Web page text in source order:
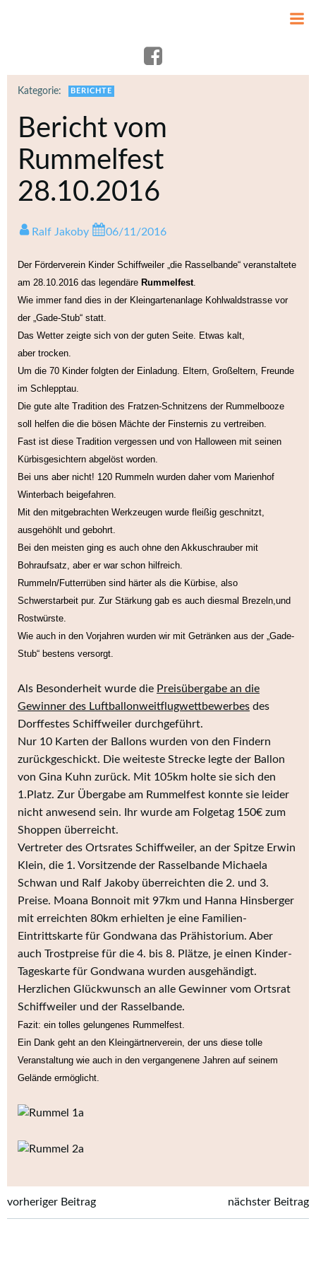
Kategorie: BERICHTE
Bericht vom
Rummelfest
28.10.2016
Ralf Jakoby 06/11/2016
Der Förderverein Kinder Schiffweiler „die Rasselbande“ veranstaltete
am 28.10.2016 das legendäre Rummelfest.
Wie immer fand dies in der Kleingartenanlage Kohlwaldstrasse vor
der „Gade-Stub“ statt.
Das Wetter zeigte sich von der guten Seite. Etwas kalt,
aber trocken.
Um die 70 Kinder folgten der Einladung. Eltern, Großeltern, Freunde
im Schlepptau.
Die gute alte Tradition des Fratzen-Schnitzens der Rummelbooze
soll helfen die die bösen Mächte der Finsternis zu vertreiben.
Fast ist diese Tradition vergessen und von Halloween mit seinen
Kürbisgesichtern abgelöst worden.
Bei uns aber nicht! 120 Rummeln wurden daher vom Marienhof
Winterbach beigefahren.
Mit den mitgebrachten Werkzeugen wurde fleißig geschnitzt,
ausgehöhlt und gebohrt.
Bei den meisten ging es auch ohne den Akkuschrauber mit
Bohraufsatz, aber er war schon hilfreich.
Rummeln/Futterrüben sind härter als die Kürbise, also
Schwerstarbeit pur. Zur Stärkung gab es auch diesmal Brezeln,und
Rostwürste.
Wie auch in den Vorjahren wurden wir mit Getränken aus der „Gade-
Stub“ bestens versorgt.
Als Besonderheit wurde die Preisübergabe an die
Gewinner des Luftballonweitflugwettbewerbes des
Dorffestes Schiffweiler durchgeführt.
Nur 10 Karten der Ballons wurden von den Findern
zurückgeschickt. Die weiteste Strecke legte der Ballon
von Gina Kuhn zurück. Mit 105km holte sie sich den
1.Platz. Zur Übergabe am Rummelfest konnte sie leider
nicht anwesend sein. Ihr wurde am Folgetag 150€ zum
Shoppen überreicht.
Vertreter des Ortsrates Schiffweiler, an der Spitze Erwin
Klein, die 1. Vorsitzende der Rasselbande Michaela
Schwan und Ralf Jakoby überreichten die 2. und 3.
Preise. Moana Bonnoit mit 97km und Hanna Hinsberger
mit erreichten 80km erhielten je eine Familien-
Eintrittskarte für Gondwana das Prähistorium. Aber
auch Trostpreise für die 4. bis 8. Plätze, je einen Kinder-
Tageskarte für Gondwana wurden ausgehändigt.
Herzlichen Glückwunsch an alle Gewinner vom Ortsrat
Schiffweiler und der Rasselbande.
Fazit: ein tolles gelungenes Rummelfest.
Ein Dank geht an den Kleingärtnerverein, der uns diese tolle
Veranstaltung wie auch in den vergangenene Jahren auf seinem
Gelände ermöglicht.
Post
vorheriger Beitrag nächster Beitrag